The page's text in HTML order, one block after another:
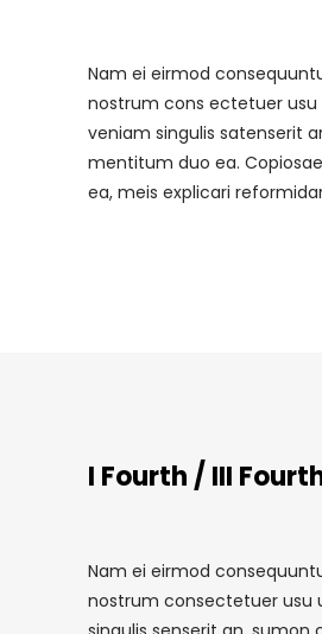
Nam ei eirmod
nostrum cons ectetuer usu
veniam singulis satenserit
mentitum duo ea.
ea, meis explicari
I Fourth / III
Nam ei eirmod
nostrum consectetuer usu